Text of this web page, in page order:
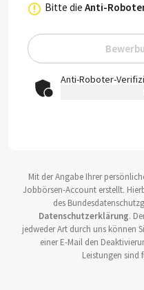
Bitte die Anti-
Anti-Roboter-
Mit der Angabe Ihrer
Jobbörsen-Account erstellt.
des
Datenschutzerklärung.
jedweder Art durch uns können
einer E-Mail den
Leistungen sind